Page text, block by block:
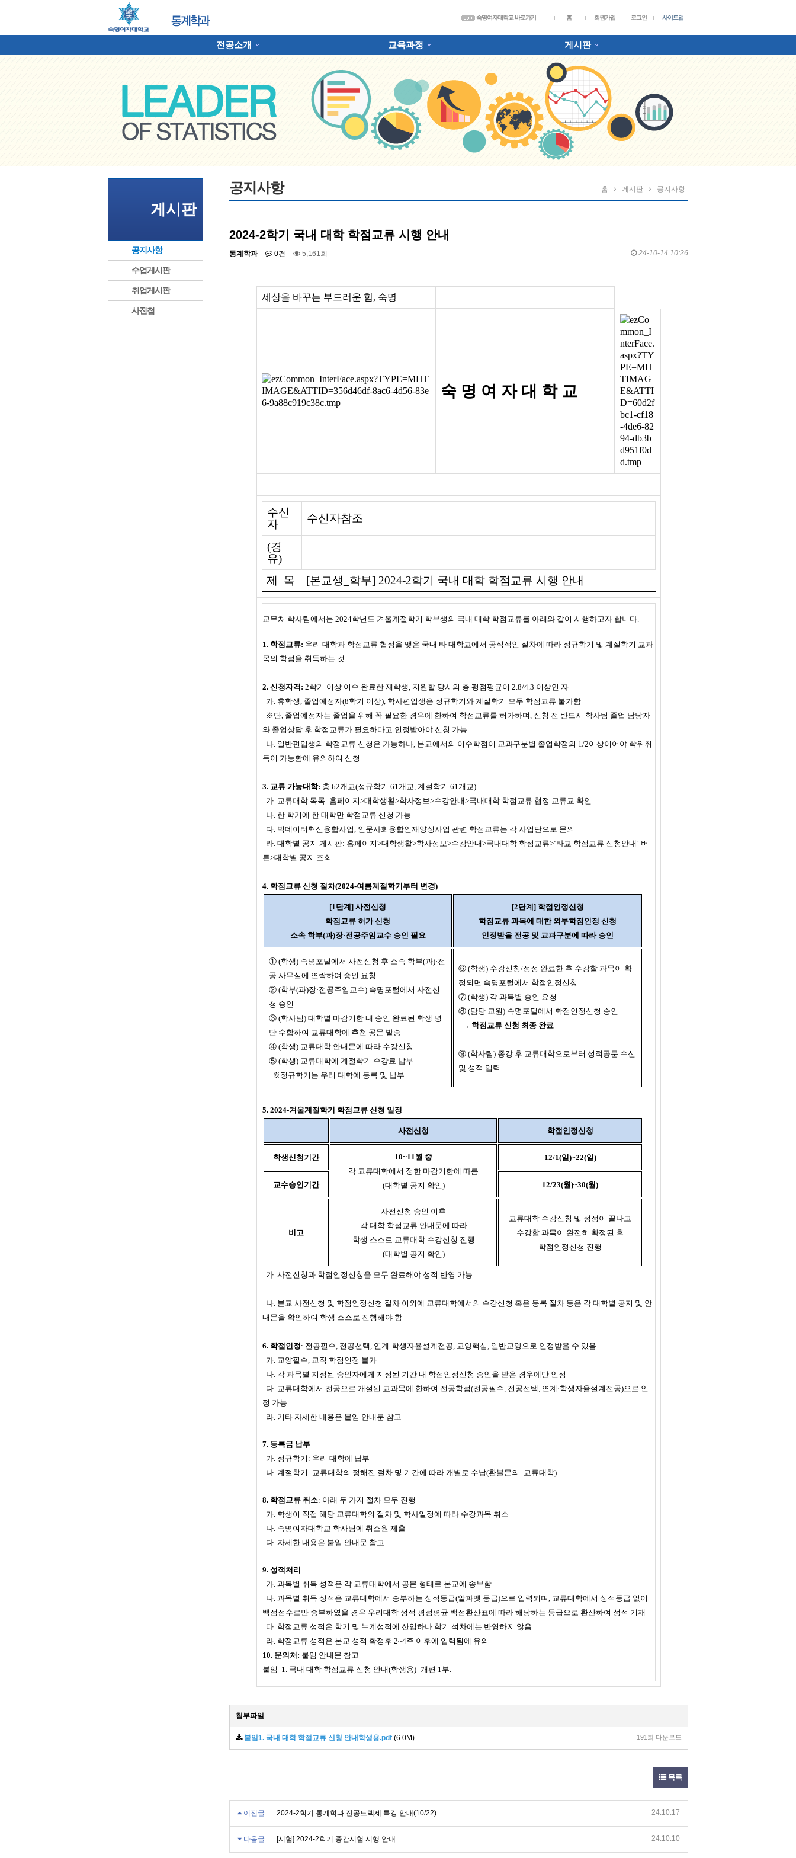
숙명여자대학교 바로가기 홈 회원가입 로그인 사이트맵
전공소개 교육과정 게시판
게시판
공지사항
수업게시판
취업게시판
사진첩
공지사항 홈 게시판 공지사항
2024-2학기 국내 대학 학점교류 시행 안내
통계학과 0건 5,161회 24-10-14 10:26
세상을 바꾸는 부드러운 힘, 숙명
숙 명 여 자 대 학 교
수신
자
수신자참조
(경
유)
제 목
[본교생_학부] 2024-2학기 국내 대학 학점교류 시행 안내
교무처 학사팀에서는 2024학년도 겨울계절학기 학부생의 국내 대학 학점교류를 아래와 같이 시행하고자 합니다.
1. 학점교류: 우리 대학과 학점교류 협정을 맺은 국내 타 대학교에서 공식적인 절차에 따라 정규학기 및 계절학기 교과
목의 학점을 취득하는 것
2. 신청자격: 2학기 이상 이수 완료한 재학생, 지원할 당시의 총 평점평균이 2.8/4.3 이상인 자
가. 휴학생, 졸업예정자(8학기 이상), 학사편입생은 정규학기와 계절학기 모두 학점교류 불가함
※ 단, 졸업예정자는 졸업을 위해 꼭 필요한 경우에 한하여 학점교류를 허가하며, 신청 전 반드시 학사팀 졸업 담당자
와 졸업상담 후 학점교류가 필요하다고 인정받아야 신청 가능
나. 일반편입생의 학점교류 신청은 가능하나, 본교에서의 이수학점이 교과구분별 졸업학점의 1/2이상이어야 학위취
득이 가능함에 유의하여 신청
3. 교류 가능대학: 총 62개교(정규학기 61개교, 계절학기 61개교)
가. 교류대학 목록: 홈페이지>대학생활>학사정보>수강안내>국내대학 학점교류 협정 교류교 확인
나. 한 학기에 한 대학만 학점교류 신청 가능
다. 빅데이터혁신융합사업, 인문사회융합인재양성사업 관련 학점교류는 각 사업단으로 문의
라. 대학별 공지 게시판: 홈페이지>대학생활>학사정보>수강안내>국내대학 학점교류>‘타교 학점교류 신청안내’ 버
튼>대학별 공지 조회
4. 학점교류 신청 절차(2024-여름계절학기부터 변경)
[1단계] 사전신청
학점교류 허가 신청
소속 학부(과)장·전공주임교수 승인 필요
[2단계] 학점인정신청
학점교류 과목에 대한 외부학점인정 신청
인정받을 전공 및 교과구분에 따라 승인
① (학생) 숙명포털에서 사전신청 후 소속 학부(과)·전
공 사무실에 연락하여 승인 요청
② (학부(과)장·전공주임교수) 숙명포털에서 사전신
청 승인
③ (학사팀) 대학별 마감기한 내 승인 완료된 학생 명
단 수합하여 교류대학에 추천 공문 발송
④ (학생) 교류대학 안내문에 따라 수강신청
⑤ (학생) 교류대학에 계절학기 수강료 납부
※정규학기는 우리 대학에 등록 및 납부
⑥ (학생) 수강신청/정정 완료한 후 수강할 과목이 확
정되면 숙명포털에서 학점인정신청
⑦ (학생) 각 과목별 승인 요청
⑧ (담당 교원) 숙명포털에서 학점인정신청 승인
→ 학점교류 신청 최종 완료
⑨ (학사팀) 종강 후 교류대학으로부터 성적공문 수신
및 성적 입력
5. 2024-겨울계절학기 학점교류 신청 일정
사전신청 학점인정신청
학생신청기간
10~11월 중
각 교류대학에서 정한 마감기한에 따름
(대학별 공지 확인)
12/1(일)~22(일)
교수승인기간 12/23(월)~30(월)
비고
사전신청 승인 이후
각 대학 학점교류 안내문에 따라
학생 스스로 교류대학 수강신청 진행
(대학별 공지 확인)
교류대학 수강신청 및 정정이 끝나고
수강할 과목이 완전히 확정된 후
학점인정신청 진행
가. 사전신청과 학점인정신청을 모두 완료해야 성적 반영 가능
나. 본교 사전신청 및 학점인정신청 절차 이외에 교류대학에서의 수강신청 혹은 등록 절차 등은 각 대학별 공지 및 안
내문을 확인하여 학생 스스로 진행해야 함
6. 학점인정: 전공필수, 전공선택, 연계 ·학생자율설계전공, 교양핵심, 일반교양으로 인정받을 수 있음
가. 교양필수, 교직 학점인정 불가
나. 각 과목별 지정된 승인자에게 지정된 기간 내 학점인정신청 승인을 받은 경우에만 인정
다. 교류대학에서 전공으로 개설된 교과목에 한하여 전공학점(전공필수, 전공선택, 연계 ·학생자율설계전공)으로 인
정 가능
라. 기타 자세한 내용은 붙임 안내문 참고
7. 등록금 납부
가. 정규학기 : 우리 대학에 납부
나. 계절학기 : 교류대학의 정해진 절차 및 기간에 따라 개별로 수납(환불문의 : 교류대학)
8. 학점교류 취소: 아래 두 가지 절차 모두 진행
가. 학생이 직접 해당 교류대학의 절차 및 학사일정에 따라 수강과목 취소
나. 숙명여자대학교 학사팀에 취소원 제출
다. 자세한 내용은 붙임 안내문 참고
9. 성적처리
가. 과목별 취득 성적은 각 교류대학에서 공문 형태로 본교에 송부함
나. 과목별 취득 성적은 교류대학에서 송부하는 성적등급(알파벳 등급)으로 입력되며, 교류대학에서 성적등급 없이
백점점수로만 송부하였을 경우 우리대학 성적 평점평균 백점환산표에 따라 해당하는 등급으로 환산하여 성적 기재
다. 학점교류 성적은 학기 및 누계성적에 산입하나 학기 석차에는 반영하지 않음
라. 학점교류 성적은 본교 성적 확정후 2~4주 이후에 입력됨에 유의
10. 문의처: 붙임 안내문 참고
붙임 1. 국내 대학 학점교류 신청 안내(학생용)_개편 1부.
첨부파일
붙임1. 국내 대학 학점교류 신청 안내학생용.pdf (6.0M) 191회 다운로드
목록
이전글 2024-2학기 통계학과 전공트랙제 특강 안내(10/22) 24.10.17
다음글 [시험] 2024-2학기 중간시험 시행 안내 24.10.10